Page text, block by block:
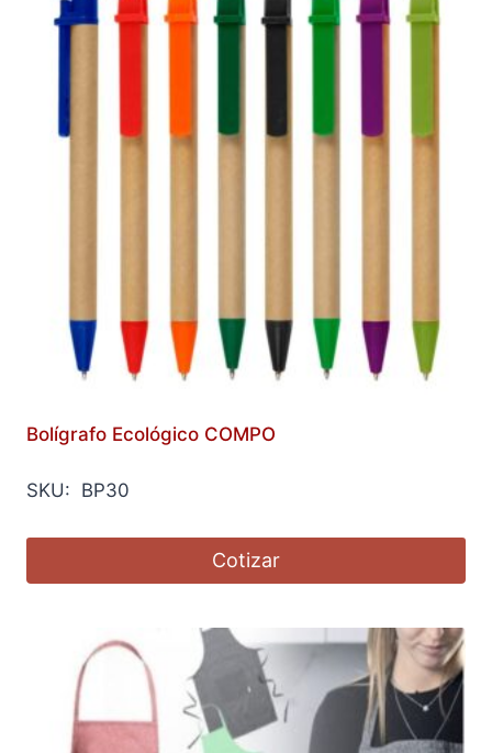
Bolígrafo Ecológico COMPO
SKU: BP30
Cotizar